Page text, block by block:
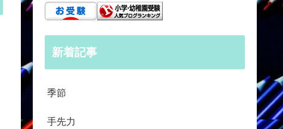
新着記事
季節
手先力